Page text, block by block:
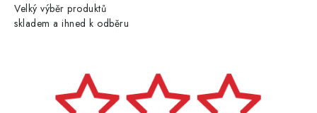
Velký výběr produktů
skladem a ihned k odběru